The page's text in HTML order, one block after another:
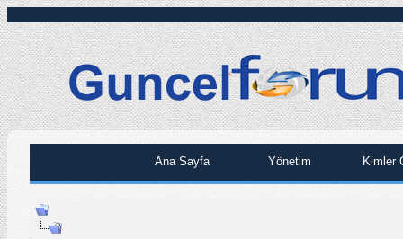
Ana Sayfa Yönetim Kimler